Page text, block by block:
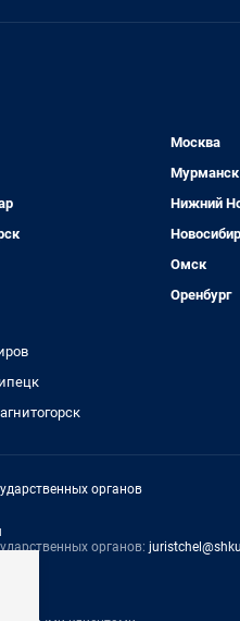
Москва
Мурманск
Нижний
Омск
Оренбург
органов
органов: